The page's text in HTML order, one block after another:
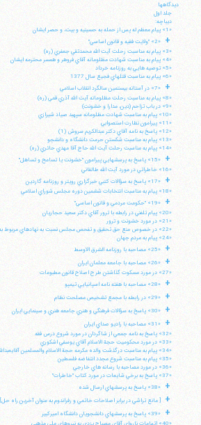
دیدگاهها
جلد اول
ديباچه:
«1» پيام معظم له پس از حمله به حسينيه و بيت، و حصر ايشان
+
«2» "ولايت فقيه و قانون اساسي"
«3» پيام به مناسبت رحلت آيت الله محمدتقي جعفري (ره)
«4» پيام به مناسبت شهادت مظلومانه آقاي فروهر و همسر محترمه ايشان
«5» توصيه هايي به روزنامه خرداد
«6» پيام به مناسبت قتلهاي فجيع سال 1377
+
«7» در آستانه بيستمين سالگرد انقلاب اسلامي
«8» پيام به مناسبت رحلت مظلومانه آيت الله آذري قمي (ره)
«9» در باب تزاحم (دين، مدارا و خشونت)
«10» پيام به مناسبت شهادت مظلومانه سپهبد صياد شيرازي
«11» پيرامون نظارت استصوابي
«12» پاسخ به نامه آقاي دكتر عبدالكريم سروش (1)
«13» پيام به مناسبت شكستن حرمت دانشگاه و دانشجو
«14» پپام به مناسبت رحلت آيت الله حاج آقا مهدي حائري (ره)
+
«15» پاسخ به پرسشهايي پيرامون "خشونت يا تسامح و تساهل"
«16» خاطراتي در مورد آيت الله طالقاني
+
«17» پاسخ به سؤالات كتبي خبرگزاري رويتر و روزنامه گاردين
«18» پيام به مناسبت انتخابات ششمين دوره مجلس شوراي اسلامي
+
«19» "حكومت مردمي و قانون اساسي"
«20» پيام تلفني در رابطه با ترور آقاي دكتر سعيد حجاريان
«21» در مورد خشونت و ترور
«22» در خصوص منع حق تحقيق و تفحص مجلس نسبت به نهادهاي مربوط به مقامرهبري
«24» پيام به مردم جهان
+ «25» مصاحبه با روزنامه الشرق الاوسط
+
«26» مصاحبه با جامعه معلمان ايران
«27» در مورد مسكوت گذاشتن طرح اصلاح قانون مطبوعات
+ «28» مصاحبه با هفته نامه اسپانيايي تيمپو
+ «29» در رابطه با مجمع تشخيص مصلحت نظام
+ «30» پاسخ به سؤالات فرهنگي و هنري جامعه هنري و سينمايي ايران
+
«31» مصاحبه با راديو صداي ايران
«32» پاسخ به نامه جمعي از شاگردان در مورد شروع درس فقه
«33» در مورد محكوميت حجة الاسلام آقاي يوسفي اشكوري
«34» پيام به مناسبت درگذشت والده مكرمه حجة الاسلام والمسلمين آقايعبدالله نوري
«35» پيام به مناسبت شروع مجدد انتفاضه فلسطين
«36» در مورد مصاحبه با رسانه هاي خارجي
«37» پاسخ به برخي شايعات در مورد كتاب "خاطرات"
+ «38» پاسخ به پرسشهاي ارسال شده
+ [ مانع تراشي در برابر اصلاحات خاتمي و رفراندوم به عنوان آخرين راه حل]
+
«39» پاسخ به پرسشهاي دانشجويان دانشگاه اميركبير